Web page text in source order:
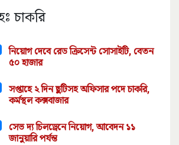
চাকরি
নিয়োগ দেবে রেড ক্রিসেন্ট সোসাইটি, বেতন
৫০ হাজার
সপ্তাহে ২ দিন ছুটিসহ অফিসার পদে চাকরি,
কর্মস্থল কক্সবাজার
সেভ দ্য চিলড্রেনে নিয়োগ, আবেদন ১১
জানুয়ারি পর্যন্ত